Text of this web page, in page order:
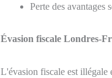
Perte des avantages
Évasion fiscale Londres-
L'évasion fiscale est illégale